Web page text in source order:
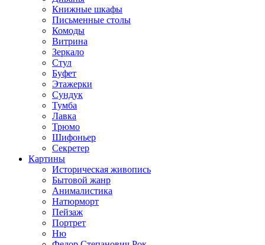
Книжные шкафы
Письменные столы
Комоды
Витрина
Зеркало
Стул
Буфет
Этажерки
Сундук
Тумба
Лавка
Трюмо
Шифоньер
Секретер
Картины
Историческая живопись
Бытовой жанр
Анималистика
Натюрморт
Пейзаж
Портрет
Ню